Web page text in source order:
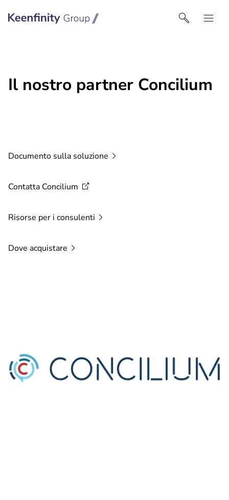
Keenfinity Group I Italy
Il nostro partner Concilium
Documento sulla soluzione
Contatta Concilium
Risorse per i consulenti
Dove acquistare